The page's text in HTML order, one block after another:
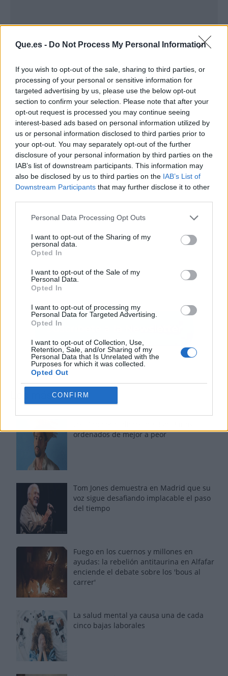
Que.es - Do Not Process My Personal Information
If you wish to opt-out of the sale, sharing to third parties, or
processing of your personal or sensitive information for
targeted advertising by us, please use the below opt-out
section to confirm your selection. Please note that after your
opt-out request is processed you may continue seeing
interest-based ads based on personal information utilized by
us or personal information disclosed to third parties prior to
your opt-out. You may separately opt-out of the further
disclosure of your personal information by third parties on the
IAB’s list of downstream participants. This information may
also be disclosed by us to third parties on the IAB’s List of
Downstream Participants that may further disclose it to other
Personal Data Processing Opt Outs
I want to opt-out of the Sharing of my
personal data.
Opted In
I want to opt-out of the Sale of my
Personal Data.
Opted In
I want to opt-out of processing my
Personal Data for Targeted Advertising.
Opted In
I want to opt-out of Collection, Use,
Retention, Sale, and/or Sharing of my
Personal Data that Is Unrelated with the
Purposes for which it was collected.
Opted Out
CONFIRM
Publicidad
Los más vistos
ordenados de mejor a peor
Tom Jones demuestra en Madrid que su
voz sigue desafiando implacable el paso
del tiempo
Fuego en los cuernos y millones en
ayudas: la rebelión antitaurina en Alfafar
enciende el debate sobre los 'bous al
carrer'
La salud mental ya causa una de cada
cinco bajas laborales